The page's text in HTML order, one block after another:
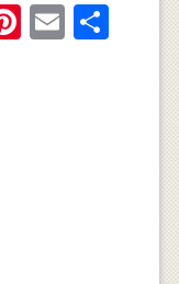
Pinterest
Email